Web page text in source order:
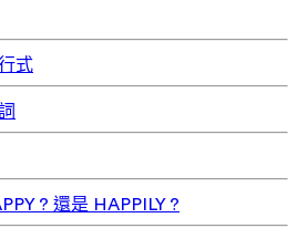
式
? 還是 HAPPILY ?